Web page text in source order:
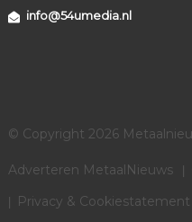
info@54umedia.nl
© Copyright 2026
Adverteren MetaalNieuws
Privacy & Cookiestatement